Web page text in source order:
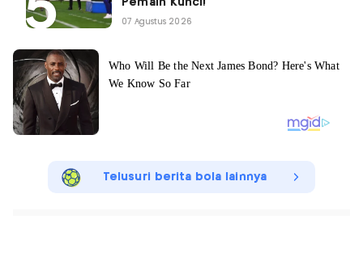
Pemain Kunci!
07 Agustus 2026
Telusuri berita bola lainnya